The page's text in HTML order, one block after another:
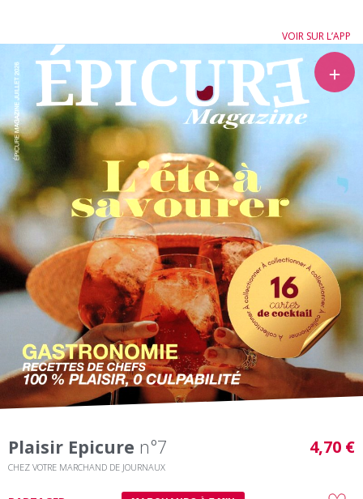
VOIR SUR L’APP
＋
Plaisir Epicure n°7
CHEZ VOTRE MARCHAND DE JOURNAUX
4,70 €